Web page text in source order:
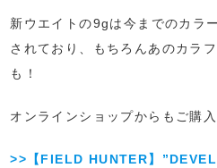
新ウエイトの9gは今までのカラ
されており、もちろんあのカラ
も！
オンラインショップからもご購
>>【FIELD HUNTER】